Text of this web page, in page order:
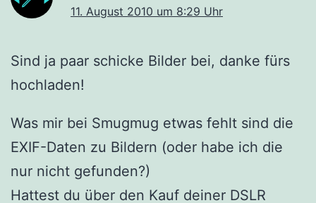
11. August 2010 um 8:29 Uhr
Sind ja paar schicke Bilder bei, danke fürs
hochladen!
Was mir bei Smugmug etwas fehlt sind die
EXIF-Daten zu Bildern (oder habe ich die
nur nicht gefunden?)
Hattest du über den Kauf deiner DSLR